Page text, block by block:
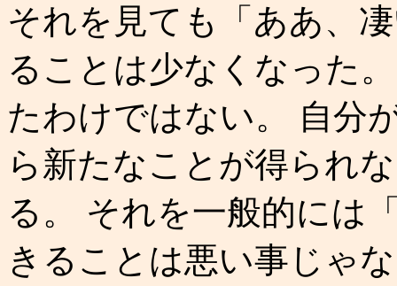
それを見ても「ああ、
ることは少なくなった
たわけではない。 自分
ら新たなことが得られ
る。 それを一般的には
きることは悪い事じゃ